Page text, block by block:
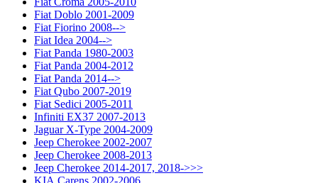
Fiat Doblo 2001-2009
Fiat Fiorino 2008-->
Fiat Idea 2004-->
Fiat Panda 1980-2003
Fiat Panda 2004-2012
Fiat Panda 2014-->
Fiat Qubo 2007-2019
Fiat Sedici 2005-2011
Infiniti EX37 2007-2013
Jaguar X-Type 2004-2009
Jeep Cherokee 2002-2007
Jeep Cherokee 2008-2013
Jeep Cherokee 2014-2017, 2018->>>
KIA Carens 2002-2006